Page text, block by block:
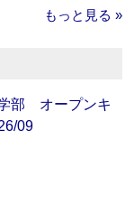
もっと見る »
部 オープンキ
09